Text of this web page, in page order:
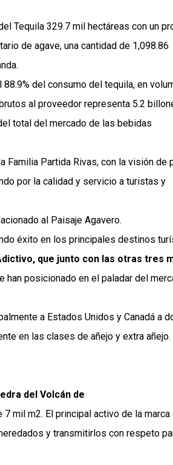
Tequila 329.7 mil hectáreas con un
de agave, una cantidad de 1,098.86
del consumo del tequila, en
al proveedor representa 5.2
total del mercado de las bebidas
Familia Partida Rivas, con la visión de
por la calidad y servicio a turistas y
al Paisaje Agavero.
éxito en los principales destinos
que junto con las otras tres
han posicionado en el paladar del
a Estados Unidos y Canadá a
en las clases de añejo y extra añejo.
del Volcán de
mil m2. El principal activo de la
y transmitirlos con respeto